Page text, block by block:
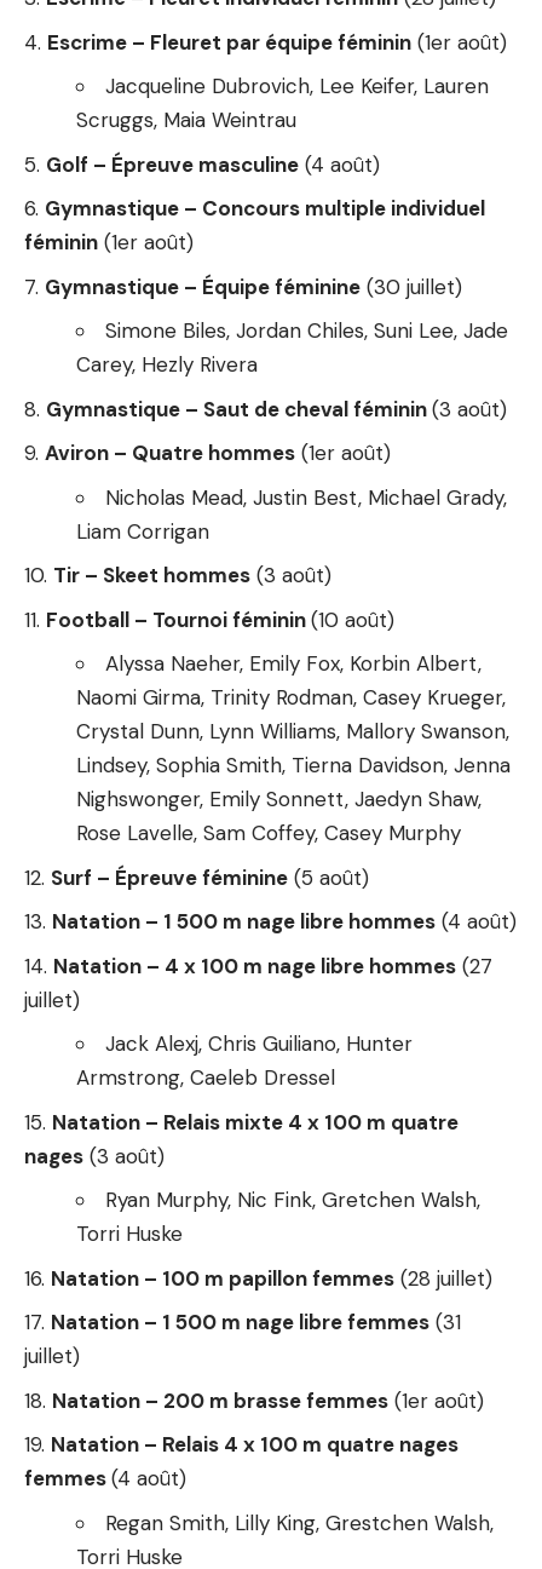
Escrime – Fleuret par équipe féminin (1er août)
Jacqueline Dubrovich, Lee Keifer, Lauren
Scruggs, Maia Weintrau
Golf – Épreuve masculine (4 août)
Gymnastique – Concours multiple individuel
féminin (1er août)
Gymnastique – Équipe féminine (30 juillet)
Simone Biles, Jordan Chiles, Suni Lee, Jade
Carey, Hezly Rivera
Gymnastique – Saut de cheval féminin(3 août)
Aviron – Quatre hommes (1er août)
Nicholas Mead, Justin Best, Michael Grady,
Liam Corrigan
Tir – Skeet hommes (3 août)
Football – Tournoi féminin(10 août)
Alyssa Naeher, Emily Fox, Korbin Albert,
Naomi Girma, Trinity Rodman, Casey Krueger,
Crystal Dunn, Lynn Williams, Mallory Swanson,
Lindsey, Sophia Smith, Tierna Davidson, Jenna
Nighswonger, Emily Sonnett, Jaedyn Shaw,
Rose Lavelle, Sam Coffey, Casey Murphy
Surf – Épreuve féminine (5 août)
Natation – 1 500 m nage libre hommes (4 août)
Natation – 4 x 100 m nage libre hommes (27
juillet)
Jack Alexj, Chris Guiliano, Hunter
Armstrong, Caeleb Dressel
Natation – Relais mixte 4 x 100 m quatre
nages (3 août)
Ryan Murphy, Nic Fink, Gretchen Walsh,
Torri Huske
Natation – 100 m papillon femmes (28 juillet)
Natation – 1 500 m nage libre femmes (31
juillet)
Natation – 200 m brasse femmes (1er août)
Natation – Relais 4 x 100 m quatre nages
femmes(4 août)
Regan Smith, Lilly King, Grestchen Walsh,
Torri Huske